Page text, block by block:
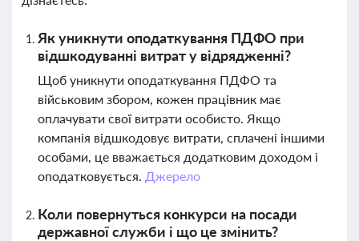
Як уникнути оподаткування ПДФО при
відшкодуванні витрат у відрядженні?
Щоб уникнути оподаткування ПДФО та
військовим збором, кожен працівник має
оплачувати свої витрати особисто. Якщо
компанія відшкодовує витрати, сплачені іншими
особами, це вважається додатковим доходом і
оподатковується. Джерело
Коли повернуться конкурси на посади
державної служби і що це змінить?